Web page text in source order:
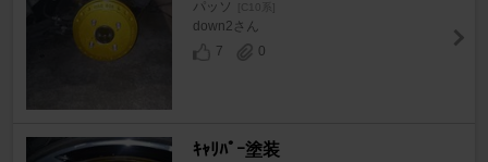
パッソ [C10系]
down2さん
7
0
ｷｬﾘﾊﾟｰ塗装